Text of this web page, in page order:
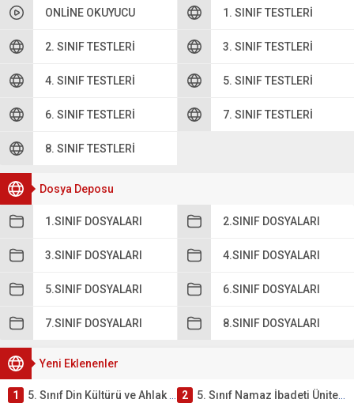
ONLINE OKUYUCU 1. SINIF TESTLERI
2. SINIF TESTLERI 3. SINIF TESTLERI
4. SINIF TESTLERI 5. SINIF TESTLERI
6. SINIF TESTLERI 7. SINIF TESTLERI
8. SINIF TESTLERI
Dosya Deposu
1.SINIF DOSYALARI 2.SINIF DOSYALARI
3.SINIF DOSYALARI 4.SINIF DOSYALARI
5.SINIF DOSYALARI 6.SINIF DOSYALARI
7.SINIF DOSYALARI 8.SINIF DOSYALARI
Yeni Eklenenler
1 5. Sınıf Din Kültürü ve Ahlak Bilgisi 2. Ünite: Namaz İbadeti Çalışmaları 2 5. Sınıf Namaz İbadeti Ünite Testi – Online Çöz